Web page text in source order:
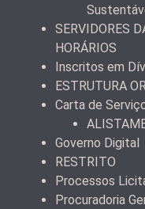
SERVIDORES
HORÁRIOS
Inscritos em
ESTRUTURA
Carta de
Governo Digital
RESTRITO
Processos
Procuradoria